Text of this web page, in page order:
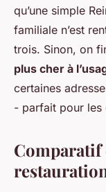
qu’une simple
familiale n’est
trois. Sinon, on
plus cher à
certaines
- parfait pour les
Comparatif